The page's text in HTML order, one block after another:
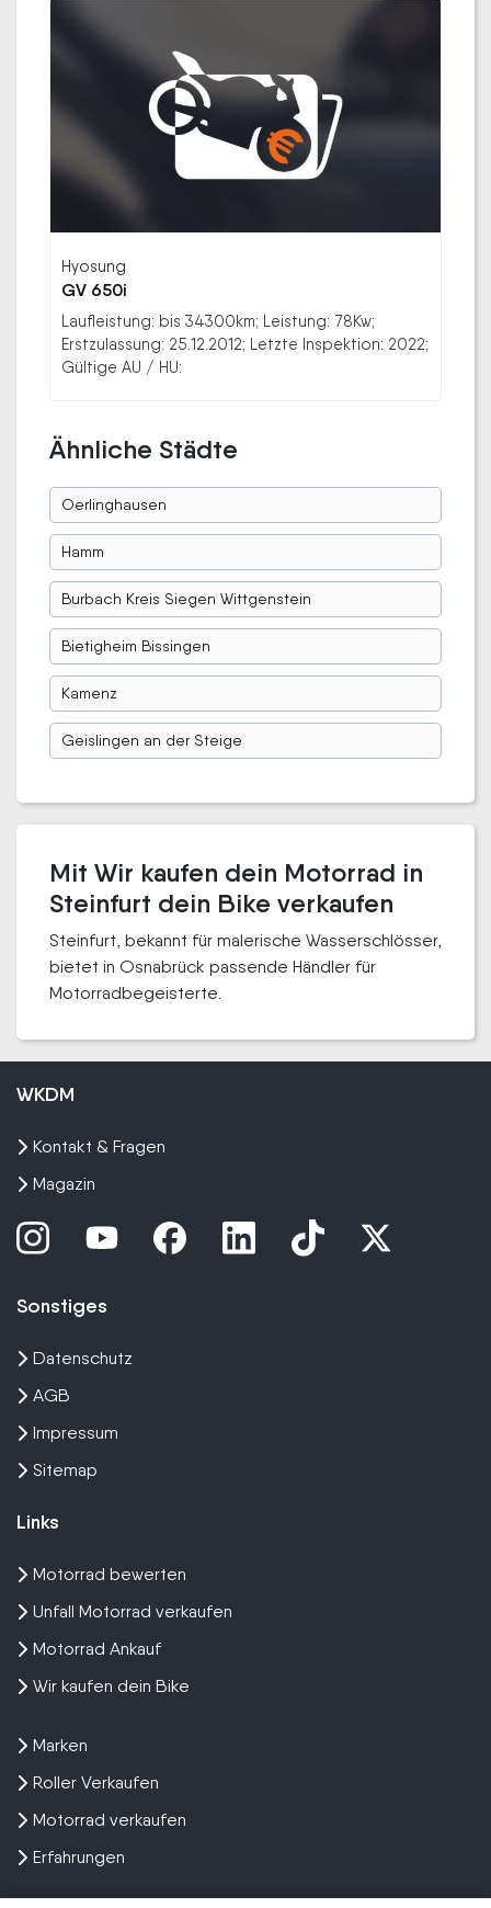
Hyosung
GV 650i
Laufleistung: bis 34300km; Leistung: 78Kw;
Erstzulassung: 25.12.2012; Letzte Inspektion: 2022;
Gültige AU / HU:
Ähnliche Städte
Oerlinghausen
Hamm
Burbach Kreis Siegen Wittgenstein
Bietigheim Bissingen
Kamenz
Geislingen an der Steige
Mit Wir kaufen dein Motorrad in
Steinfurt dein Bike verkaufen
Steinfurt, bekannt für malerische Wasserschlösser,
bietet in Osnabrück passende Händler für
Motorradbegeisterte.
WKDM
Kontakt & Fragen
Magazin
Sonstiges
Datenschutz
AGB
Impressum
Sitemap
Links
Motorrad bewerten
Unfall Motorrad verkaufen
Motorrad Ankauf
Wir kaufen dein Bike
Marken
Roller Verkaufen
Motorrad verkaufen
Erfahrungen